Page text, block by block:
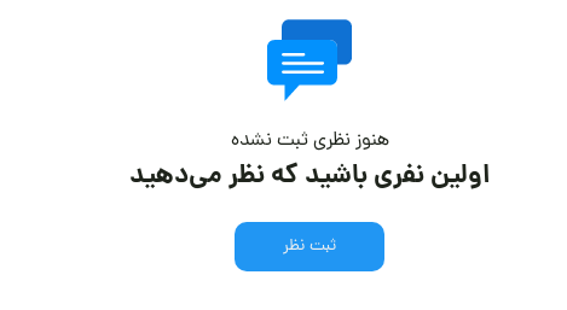
هنوز نظری ثبت نشده
اولین نفری باشید که نظر می‌دهید
ثبت نظر